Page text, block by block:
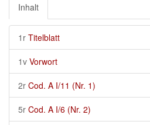
Inhalt
1r Titelblatt
1v Vorwort
2r Cod. A I/11 (Nr. 1)
5r Cod. A I/6 (Nr. 2)